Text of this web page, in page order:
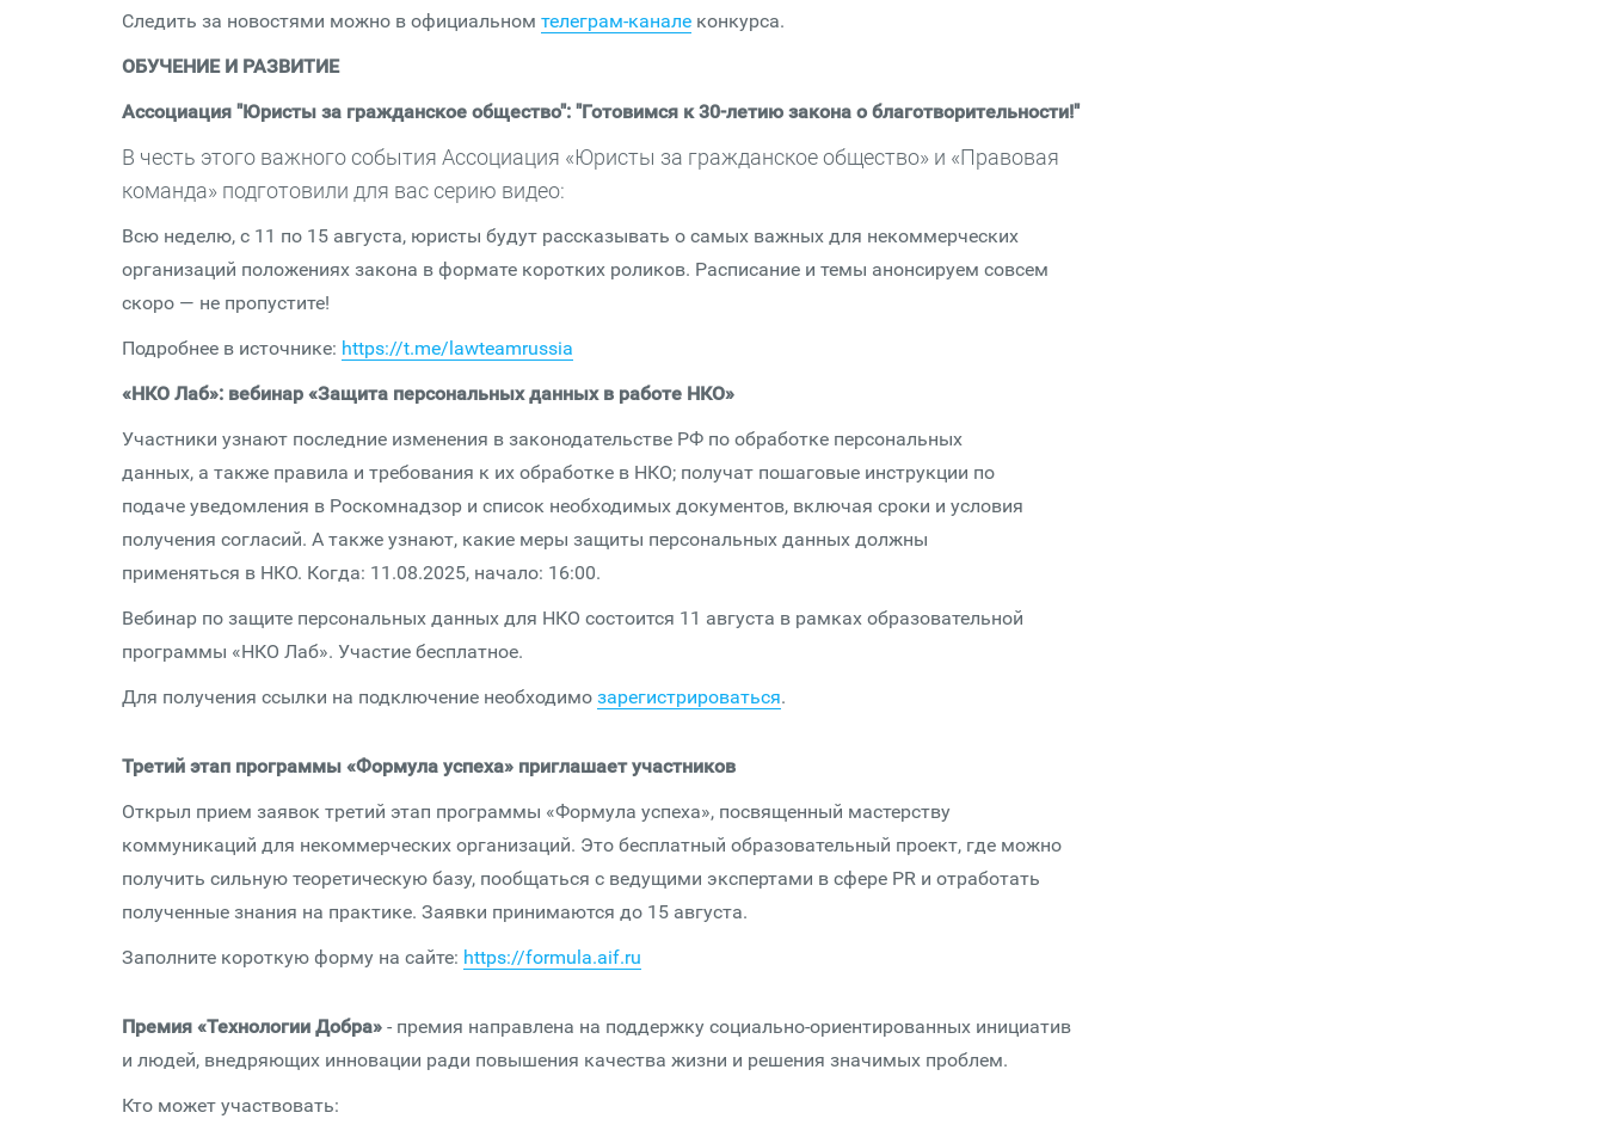
Следить за новостями можно в официальном телеграм-канале конкурса.
ОБУЧЕНИЕ И РАЗВИТИЕ
Ассоциация "Юристы за гражданское общество": "Готовимся к 30-летию закона о благотворительности!"
В честь этого важного события Ассоциация «Юристы за гражданское общество» и «Правовая
команда» подготовили для вас серию видео:
Всю неделю, с 11 по 15 августа, юристы будут рассказывать о самых важных для некоммерческих
организаций положениях закона в формате коротких роликов. Расписание и темы анонсируем совсем
скоро — не пропустите!
Подробнее в источнике: https://t.me/lawteamrussia
«НКО Лаб»: вебинар «Защита персональных данных в работе НКО»
Участники узнают последние изменения в законодательстве РФ по обработке персональных
данных, а также правила и требования к их обработке в НКО; получат пошаговые инструкции по
подаче уведомления в Роскомнадзор и список необходимых документов, включая сроки и условия
получения согласий. А также узнают, какие меры защиты персональных данных должны
применяться в НКО. Когда: 11.08.2025, начало: 16:00.
Вебинар по защите персональных данных для НКО состоится 11 августа в рамках образовательной
программы «НКО Лаб». Участие бесплатное.
Для получения ссылки на подключение необходимо зарегистрироваться.
Третий этап программы «Формула успеха» приглашает участников
Открыл прием заявок третий этап программы «Формула успеха», посвященный мастерству
коммуникаций для некоммерческих организаций. Это бесплатный образовательный проект, где можно
получить сильную теоретическую базу, пообщаться с ведущими экспертами в сфере PR и отработать
полученные знания на практике. Заявки принимаются до 15 августа.
Заполните короткую форму на сайте: https://formula.aif.ru
Премия «Технологии Добра» - премия направлена на поддержку социально-ориентированных инициатив
и людей, внедряющих инновации ради повышения качества жизни и решения значимых проблем.
Кто может участвовать: